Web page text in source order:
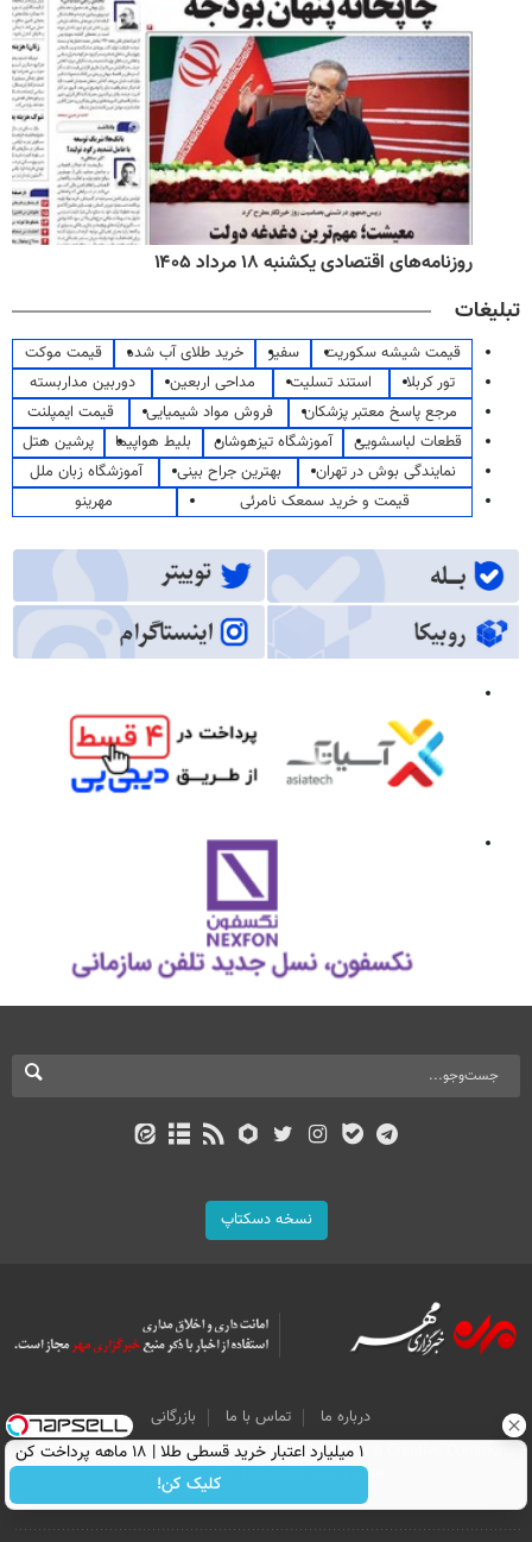
روزنامه‌های اقتصادی یکشنبه ۱۸ مرداد ۱۴۰۵
تبلیغات
قیمت شیشه سکوریت سفیر خرید طلای آب شده
قیمت موکت
تور کربلا
استند تسلیت مداحی اربعین
دوربین مداربسته
مرجع پاسخ معتبر پزشکان
فروش مواد شیمیایی
قیمت ایمپلنت
قطعات لباسشویی
آموزشگاه تیزهوشان بلیط هواپیما
پرشین هتل
نمایندگی بوش در تهران
بهترین جراح بینی
آموزشگاه زبان ملل
قیمت و خرید سمعک نامرئی
مهرینو
نسخه دسکتاپ
درباره ما تماس با ما
بازرگانی
All Content by Mehr News Agency is licensed under a Creative Commons
Attribution 4.0 International License.
۱ میلیارد اعتبار خرید قسطی طلا | ۱۸ ماهه پرداخت کن
کلیک کن!